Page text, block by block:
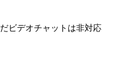
ビデオチャットは非対応